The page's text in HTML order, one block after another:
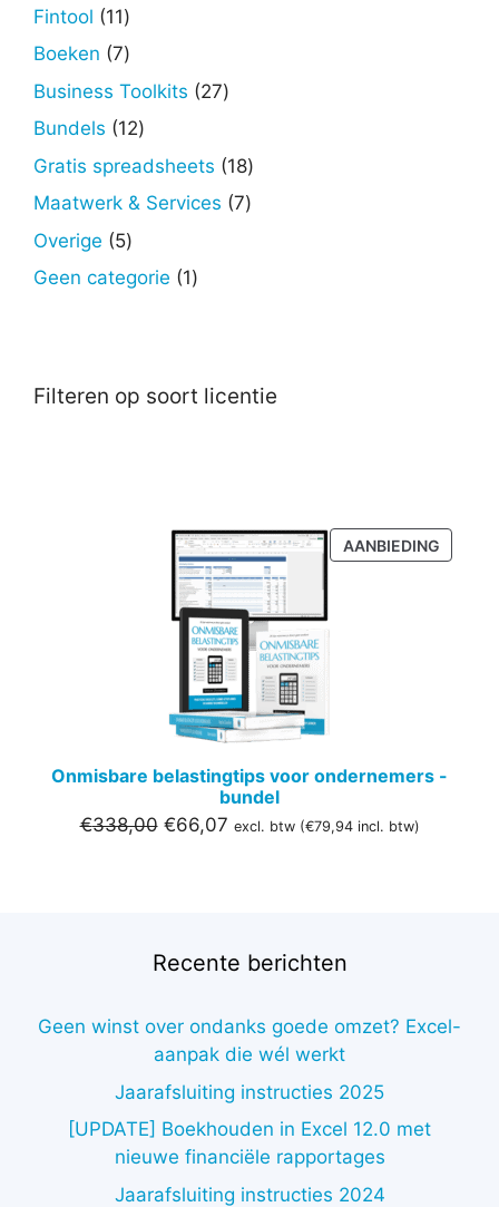
Fintool 1111
producten
Boeken 77
producten
Business Toolkits 2727
Bundels 1212
producten
Gratis spreadsheets 1818
producten
Maatwerk & Services 77
Overige 55
producten
Geen categorie 11
Filteren op soort licentie
AANBIEDING
IN
Onmisbare belastingtips voor ondernemers -
bundel
€338,00 Oorspronkelijke
€66,07Huidige
excl. btw (€79,94incl. btw)
Recente berichten
Geen winst over ondanks goede omzet? Excel-
aanpak die wél werkt
Jaarafsluiting instructies 2025
[UPDATE] Boekhouden in Excel 12.0 met
nieuwe financiële rapportages
Jaarafsluiting instructies 2024